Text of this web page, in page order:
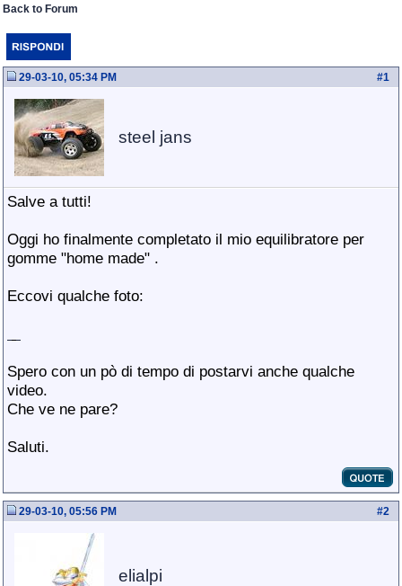
Back to Forum
#1
29-03-10, 05:34 PM
steel jans
Salve a tutti!
Oggi ho finalmente completato il mio equilibratore per
gomme "home made" .
Eccovi qualche foto:
Spero con un pò di tempo di postarvi anche qualche
video.
Che ve ne pare?
Saluti.
#2
29-03-10, 05:56 PM
elialpi